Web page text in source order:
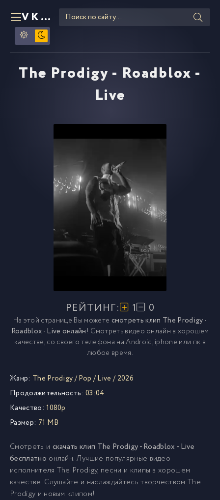
VKLIPE RU
The Prodigy - Roadblox -
Live
РЕЙТИНГ: 1 0
На этой странице Вы можете смотреть клип The Prodigy -
Roadblox - Live онлайн! Смотреть видео онлайн в хорошем
качестве, со своего телефона на Android, iphone или пк в
любое время.
Жанр: The Prodigy/Pop /Live / 2026
Продолжительность: 03:04
Качество: 1080p
Размер: 71 MB
Смотреть и скачать клип The Prodigy - Roadblox - Live
бесплатно онлайн. Лучшие популярные видео
исполнителя The Prodigy, песни и клипы в хорошем
качестве. Слушайте и наслаждайтесь творчеством The
Prodigy и новым клипом!